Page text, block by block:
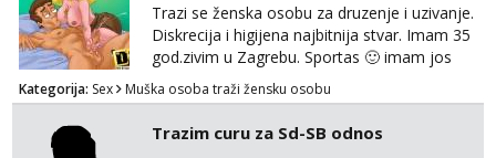
Trazi se ženska osobu za druzenje i uzivanje.
Diskrecija i higijena najbitnija stvar. Imam 35
god.zivim u Zagrebu. Sportas 🙂 imam jos
kondicije 🤣 Za sve informacije i dogovore na
mail I molim samo ozbiljne i zainteresirane
😉!! I molim takoder da se ne javljaju muski!!!
Pozdrav
Kategorija: Sex Muška osoba traži žensku osobu
Trazim curu za Sd-SB odnos